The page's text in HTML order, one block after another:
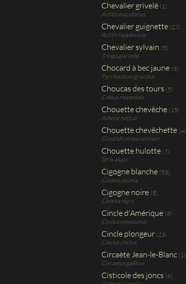
Chevalier grivelé (1)
Actitis macularius
Chevalier guignette (27)
Actitis hypoleucos
Chevalier sylvain (5)
Tringa glareola
Chocard à bec jaune (3)
Pyrrhocorax graculus
Choucas des tours (5)
Coleus monedula
Chouette chevêche (15)
Athene noctua
Chouette chevêchette (4)
Glaucidium passerinum
Chouette hulotte (7)
Strix aluco
Cigogne blanche (53)
Ciconia ciconia
Cigogne noire (5)
Ciconia nigra
Cincle d'Amérique (3)
Cinclus mexicanus
Cincle plongeur (23)
Cinclus cinclus
Circaète Jean-le-Blanc (1)
Circaetus gallicus
Cisticole des joncs (6)